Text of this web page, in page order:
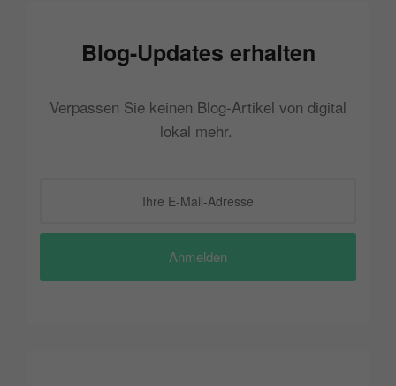
Blog-Updates erhalten
Verpassen Sie keinen Blog-Artikel von digital
lokal mehr.
Anmelden